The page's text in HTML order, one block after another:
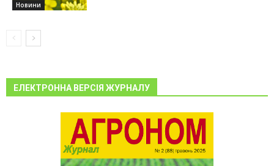
Новини
ЕЛЕКТРОННА ВЕРСІЯ ЖУРНАЛУ